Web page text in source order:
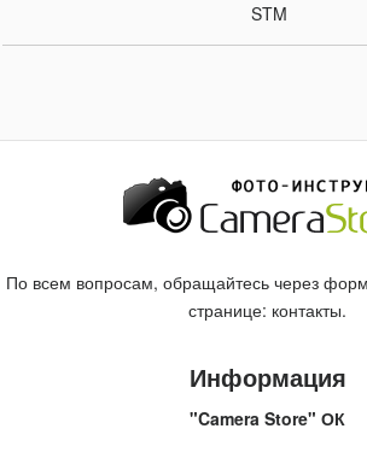
STM
По всем вопросам, обращайтесь через
странице: контакты.
Информация
"Camera Store" ОК